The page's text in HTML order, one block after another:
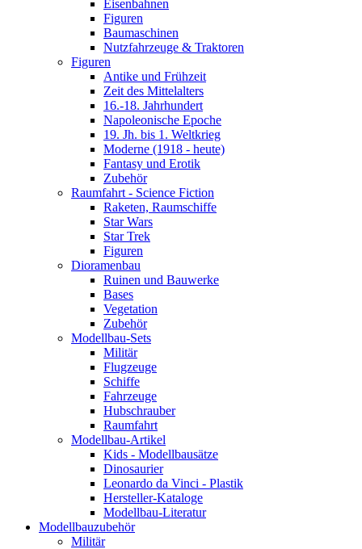
Eisenbahnen
Figuren
Baumaschinen
Nutzfahrzeuge & Traktoren
Figuren
Antike und Frühzeit
Zeit des Mittelalters
16.-18. Jahrhundert
Napoleonische Epoche
19. Jh. bis 1. Weltkrieg
Moderne (1918 - heute)
Fantasy und Erotik
Zubehör
Raumfahrt - Science Fiction
Raketen, Raumschiffe
Star Wars
Star Trek
Figuren
Dioramenbau
Ruinen und Bauwerke
Bases
Vegetation
Zubehör
Modellbau-Sets
Militär
Flugzeuge
Schiffe
Fahrzeuge
Hubschrauber
Raumfahrt
Modellbau-Artikel
Kids - Modellbausätze
Dinosaurier
Leonardo da Vinci - Plastik
Hersteller-Kataloge
Modellbau-Literatur
Modellbauzubehör
Militär